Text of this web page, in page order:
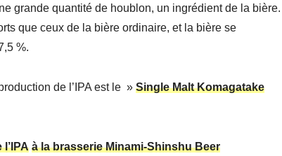
grande quantité de houblon, un ingrédient de la bière.
que ceux de la bière ordinaire, et la bière se
%.
de l’IPA est le » Single Malt Komagatake
à la brasserie Minami-Shinshu Beer